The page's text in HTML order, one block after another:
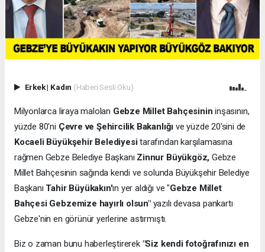
Erkek| Kadın (Haberi Sesli Oku)
Milyonlarca liraya malolan Gebze Millet Bahçesinin inşasının,
yüzde 80'ni Çevre ve Şehircilik Bakanlığı ve yüzde 20'sini de
Kocaeli Büyükşehir Belediyesitarafından karşılamasına
rağmen Gebze Belediye Başkanı Zinnur Büyükgöz, Gebze
Millet Bahçesinin sağında kendi ve solunda Büyükşehir Belediye
Başkanı Tahir Büyükakın'ın yer aldığı ve "Gebze Millet
Bahçesi Gebzemize hayırlı olsun"yazılı devasa pankartı
Gebze'nin en görünür yerlerine astırmıştı.
Biz o zaman bunu haberleştirerek "Siz kendi fotoğrafınızı en